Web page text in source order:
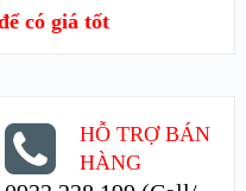
TIẾT
có giá tốt
HỖ TRỢ BÁN
HÀNG